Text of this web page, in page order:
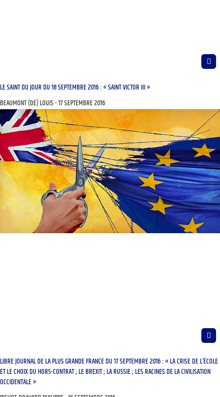
LE SAINT DU JOUR DU 18 SEPTEMBRE 2016 : « SAINT VICTOR III »
BEAUMONT (DE) LOUIS 17 SEPTEMBRE 2016
LIBRE JOURNAL DE LA PLUS GRANDE FRANCE DU 17 SEPTEMBRE 2016 : « LA CRISE DE L’ÉCOLE
ET LE CHOIX DU HORS-CONTRAT ; LE BREXIT ; LA RUSSIE ; LES RACINES DE LA CIVILISATION
OCCIDENTALE »